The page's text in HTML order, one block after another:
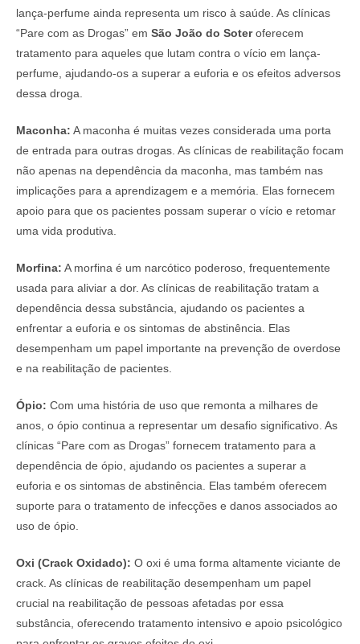
lança-perfume ainda representa um risco à saúde. As clínicas
“Pare com as Drogas” em São João do Soteroferecem
tratamento para aqueles que lutam contra o vício em lança-
perfume, ajudando-os a superar a euforia e os efeitos adversos
dessa droga.
Maconha: A maconha é muitas vezes considerada uma porta
de entrada para outras drogas. As clínicas de reabilitação focam
não apenas na dependência da maconha, mas também nas
implicações para a aprendizagem e a memória. Elas fornecem
apoio para que os pacientes possam superar o vício e retomar
uma vida produtiva.
Morfina: A morfina é um narcótico poderoso, frequentemente
usada para aliviar a dor. As clínicas de reabilitação tratam a
dependência dessa substância, ajudando os pacientes a
enfrentar a euforia e os sintomas de abstinência. Elas
desempenham um papel importante na prevenção de overdose
e na reabilitação de pacientes.
Ópio: Com uma história de uso que remonta a milhares de
anos, o ópio continua a representar um desafio significativo. As
clínicas “Pare com as Drogas” fornecem tratamento para a
dependência de ópio, ajudando os pacientes a superar a
euforia e os sintomas de abstinência. Elas também oferecem
suporte para o tratamento de infecções e danos associados ao
uso de ópio.
Oxi (Crack Oxidado): O oxi é uma forma altamente viciante de
crack. As clínicas de reabilitação desempenham um papel
crucial na reabilitação de pessoas afetadas por essa
substância, oferecendo tratamento intensivo e apoio psicológico